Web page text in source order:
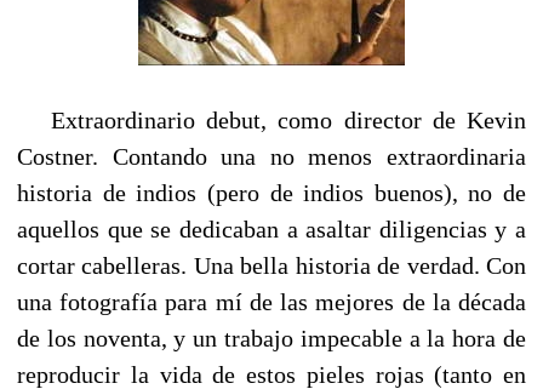
Extraordinario debut, como director de Kevin
Costner. Contando una no menos extraordinaria
historia de indios (pero de indios buenos), no de
aquellos que se dedicaban a asaltar diligencias y a
cortar cabelleras. Una bella historia de verdad. Con
una fotografía para mí de las mejores de la década
de los noventa, y un trabajo impecable a la hora de
reproducir la vida de estos pieles rojas (tanto en